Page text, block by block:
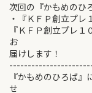
次回の『かもめのひ
・『ＫＦＰ創立プレ
『ＫＦＰ創立プレ
お
届けします！
『かもめのひろば
せ